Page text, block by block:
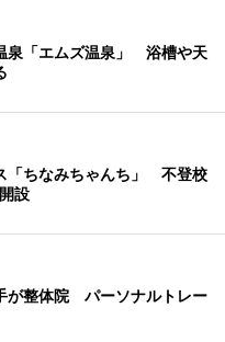
泉「エムズ温泉」 浴槽や天
「ちなみちゃんち」 不登校
設
が整体院 パーソナルトレー